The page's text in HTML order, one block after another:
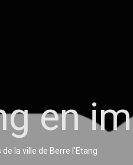
en
la ville de Berre l'Etang